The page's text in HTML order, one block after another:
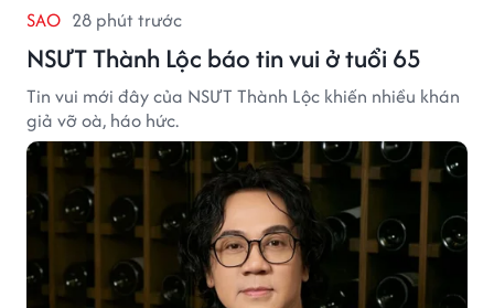
SAO 28 phút trước
NSƯT Thành Lộc báo tin vui ở tuổi 65
Tin vui mới đây của NSƯT Thành Lộc khiến nhiều khán
giả vỡ oà, háo hức.